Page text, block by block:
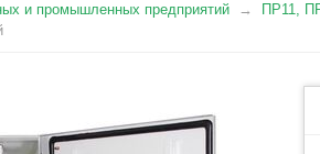
и промышленных предприятий ПР11,